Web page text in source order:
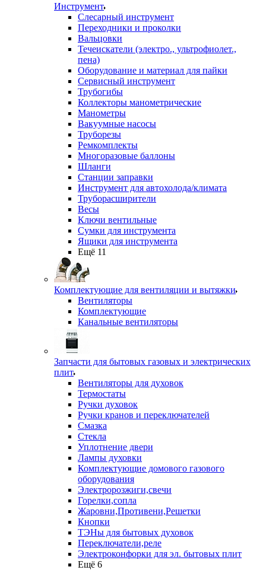
Инструмент
Слесарный инструмент
Переходники и проколки
Вальцовки
Течеискатели (электро., ультрофиолет.,
пена)
Оборудование и материал для пайки
Сервисный инструмент
Трубогибы
Коллекторы манометрические
Манометры
Вакуумные насосы
Труборезы
Ремкомплекты
Многоразовые баллоны
Шланги
Станции заправки
Инструмент для автохолода/климата
Труборасширители
Весы
Ключи вентильные
Сумки для инструмента
Ящики для инструмента
Ещё 11
Комплектующие для вентиляции и вытяжки
Вентиляторы
Комплектующие
Канальные вентиляторы
Запчасти для бытовых газовых и электрических
плит
Вентиляторы для духовок
Термостаты
Ручки духовок
Ручки кранов и переключателей
Смазка
Стекла
Уплотнение двери
Лампы духовки
Комплектующие домового газового
оборудования
Электророзжиги,свечи
Горелки,сопла
Жаровни,Противени,Решетки
Кнопки
ТЭНы для бытовых духовок
Переключатели,реле
Электроконфорки для эл. бытовых плит
Ещё 6